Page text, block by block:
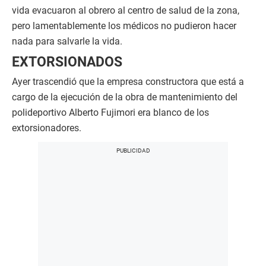
vida evacuaron al obrero al centro de salud de la zona,
pero lamentablemente los médicos no pudieron hacer
nada para salvarle la vida.
EXTORSIONADOS
Ayer trascendió que la empresa constructora que está a
cargo de la ejecución de la obra de mantenimiento del
polideportivo Alberto Fujimori era blanco de los
extorsionadores.